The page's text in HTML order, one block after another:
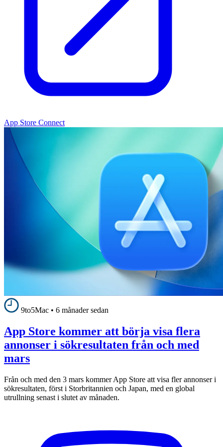
App Store Connect
9to5Mac • 6 månader sedan
App Store kommer att börja visa flera
annonser i sökresultaten från och med
mars
Från och med den 3 mars kommer App Store att visa fler annonser i
sökresultaten, först i Storbritannien och Japan, med en global
utrullning senast i slutet av månaden.